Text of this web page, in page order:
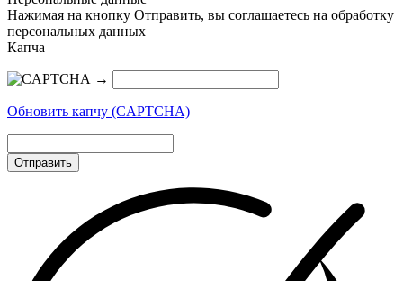
Нажимая на кнопку Отправить, вы соглашаетесь на обработку
персональных данных
Капча
→
Обновить капчу (CAPTCHA)
Отправить